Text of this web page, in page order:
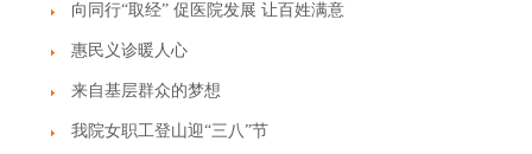
向同行“取经” 促医院发展 让百姓满意
惠民义诊暖人心
来自基层群众的梦想
我院女职工登山迎“三八”节